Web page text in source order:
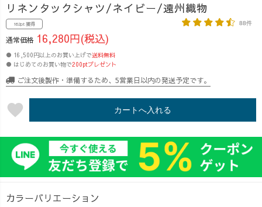
リネンタックシャツ/ネイビー/遠州織物
162pt 獲得 88件
通常価格 16,280円(税込)
● 16,500円以上のお買い上げで送料無料
● はじめてのお買い物で200ptプレゼント
ご注文後製作・準備するため、5営業日以内の発送予定です。
favorite カートへ入れる
カラーバリエーション